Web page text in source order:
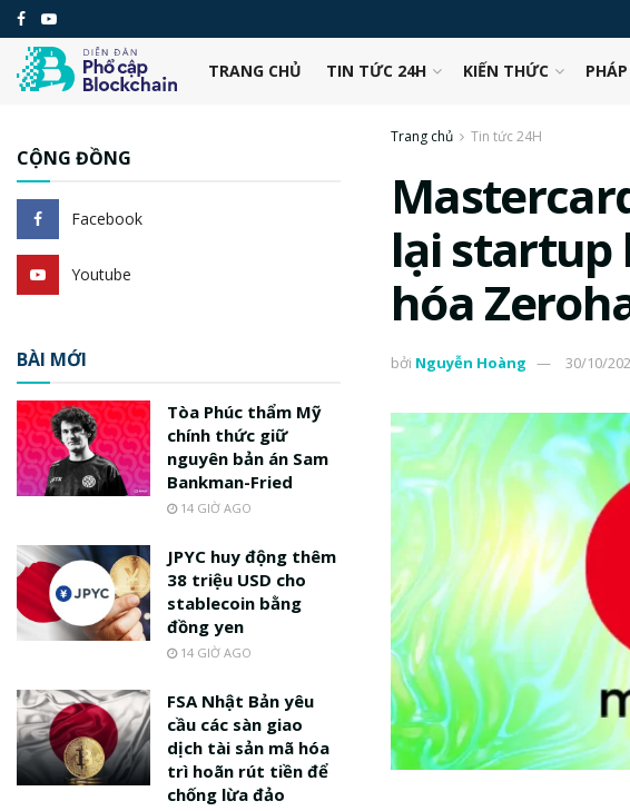
TRANG CHỦ TIN TỨC 24H KIẾN THỨC
Trang chủ Tin tức 24H
lại startup
hóa
bởi Nguyễn Hoàng 30/10/
CỘNG ĐỒNG
Facebook
Youtube
BÀI MỚI
Tòa Phúc thẩm Mỹ
chính thức giữ
nguyên bản án Sam
Bankman-Fried
14 GIỜ AGO
JPYC huy động thêm
38 triệu USD cho
stablecoin bằng
đồng yen
14 GIỜ AGO
FSA Nhật Bản yêu
cầu các sàn giao
dịch tài sản mã hóa
trì hoãn rút tiền để
chống lừa đảo